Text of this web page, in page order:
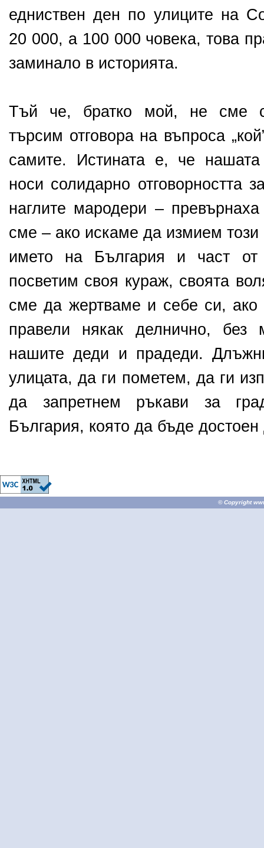
едниствен ден по улиците на
20 000, а 100 000 човека, това
заминало в историята.
Тъй че, братко мой, не сме
търсим отговора на въпроса
самите. Истината е, че нашата
носи солидарно отговорността
наглите мародери –
сме – ако искаме да измием
името на България и част
посветим своя кураж, своята
сме да жертваме и себе си, ако
правели някак делнично, без
нашите деди и прадеди.
улицата, да ги пометем, да ги
да запретнем ръкави за
България, която да бъде
© Copyright